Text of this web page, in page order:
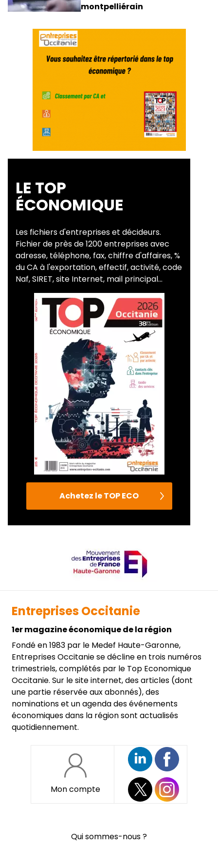
montpelliérain
LE TOP
ÉCONOMIQUE
Les fichiers d'entreprises et décideurs.
Fichier de près de 1200 entreprises avec
adresse, téléphone, fax, chiffre d'affaires, %
du CA à l'exportation, effectif, activité, code
Naf, SIRET, site Internet, mail principal...
Achetez le TOP ECO
Entreprises Occitanie
1er magazine économique de la région
Fondé en 1983 par le Medef Haute-Garonne,
Entreprises Occitanie se décline en trois numéros
trimestriels, complétés par le Top Economique
Occitanie. Sur le site internet, des articles (dont
une partie réservée aux abonnés), des
nominations et un agenda des événements
économiques dans la région sont actualisés
quotidiennement.
Mon compte
Qui sommes-nous ?